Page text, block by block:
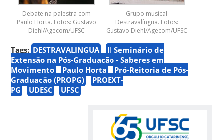
Debate na palestra com
Paulo Horta. Fotos: Gustavo
Diehl/Agecom/UFSC
Grupo musical
Destravalíngua. Fotos:
Gustavo Diehl/Agecom/UFSC
Tags: DESTRAVALINGUA
II Seminário de
Extensão na Pós-Graduação - Saberes em
Movimento
Paulo Horta
Pró-Reitoria de Pós-
Graduação (PROPG)
PROEXT-
PG
UDESC UFSC